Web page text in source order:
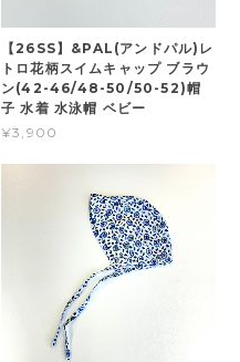
【26SS】&PAL(アンドパル)レ
トロ花柄スイムキャップ ブラウ
ン(42-46/48-50/50-52)帽
子 水着 水泳帽 ベビー
¥3,900